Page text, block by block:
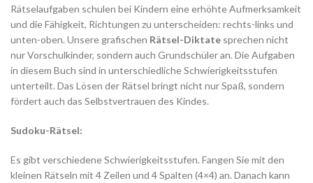
Rätselaufgaben schulen bei Kindern eine erhöhte Aufmerksamkeit
und die Fähigkeit, Richtungen zu unterscheiden: rechts-links und
unten-oben. Unsere grafischen Rätsel-Diktate sprechen nicht
nur Vorschulkinder, sondern auch Grundschüler an. Die Aufgaben
in diesem Buch sind in unterschiedliche Schwierigkeitsstufen
unterteilt. Das Lösen der Rätsel bringt nicht nur Spaß, sondern
fördert auch das Selbstvertrauen des Kindes.
Sudoku-Rätsel:
Es gibt verschiedene Schwierigkeitsstufen. Fangen Sie mit den
kleinen Rätseln mit 4 Zeilen und 4 Spalten (4×4) an. Danach kann